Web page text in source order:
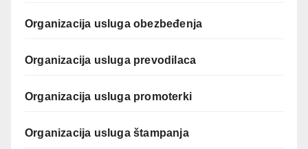
Organizacija usluga obezbeđenja
Organizacija usluga prevodilaca
Organizacija usluga promoterki
Organizacija usluga štampanja